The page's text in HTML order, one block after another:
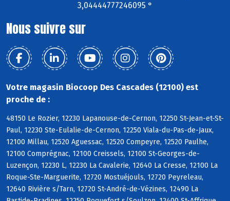
3,04444777246095 °
Nous suivre sur
Votre magasin Biocoop Des Cascades (12100) est
proche de :
48150 Le Rozier, 12230 Lapanouse-de-Cernon, 12250 St-Jean-et-St-
Paul, 12230 Ste-Eulalie-de-Cernon, 12250 Viala-du-Pas-de-Jaux,
12100 Millau, 12520 Aguessac, 12520 Compeyre, 12520 Paulhe,
12100 Comprégnac, 12100 Creissels, 12100 St-Georges-de-
Luzençon, 12230 L, 12230 La Cavalerie, 12640 La Cresse, 12100 La
Roque-Ste-Marguerite, 12720 Mostuéjouls, 12720 Peyreleau,
12640 Rivière s/Tarn, 12720 St-André-de-Vézines, 12490 La